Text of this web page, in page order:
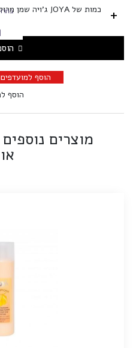
+ כמות של JOYA ג'ויה שמן מרוקאי | סרום לשיער דק | 125 מ"ל
הוסף למועדפים
הוסף
מוצרים